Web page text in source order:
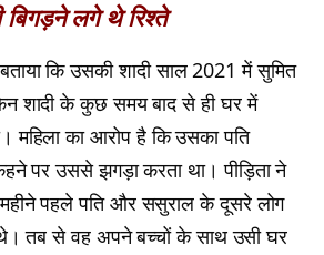
बिगड़ने लगे थे रिश्ते
बताया कि उसकी शादी साल 2021 में सुमित
शादी के कुछ समय बाद से ही घर में
महिला का आरोप है कि उसका पति
पर उससे झगड़ा करता था। पीड़िता ने
महीने पहले पति और ससुराल के दूसरे लोग
तब से वह अपने बच्चों के साथ उसी घर